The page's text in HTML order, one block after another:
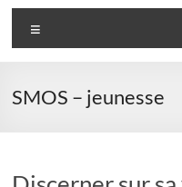
SMOS – jeunesse